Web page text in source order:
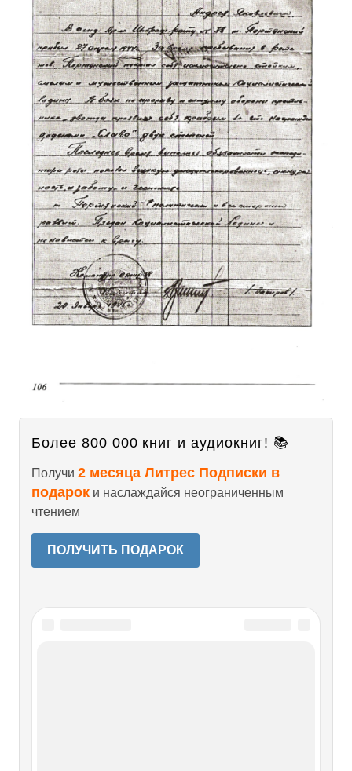
Более 800 000 книг и аудиокниг! 📚
Получи 2 месяца Литрес Подписки в
подарок и наслаждайся неограниченным
чтением
ПОЛУЧИТЬ ПОДАРОК